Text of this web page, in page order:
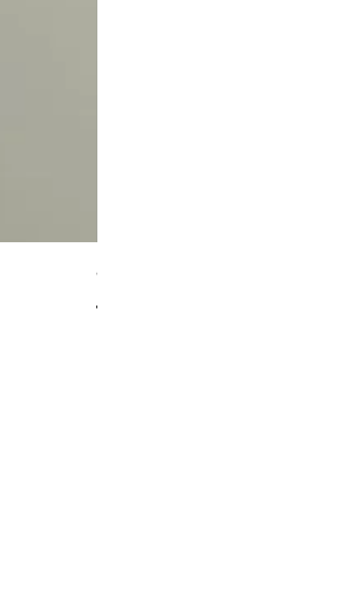
ΦΙΛΟΣΟΦΙΑ ΚΑΙ
Regular Price
€25.00